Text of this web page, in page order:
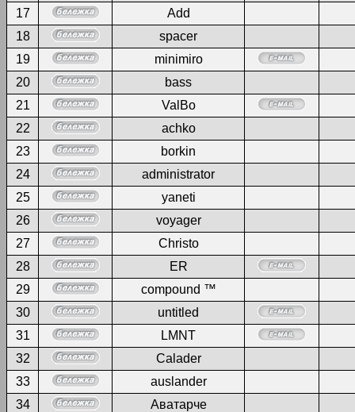
17
Add
18
spacer
19
minimiro
20
bass
21
ValBo
22
achko
23
borkin
24
administrator
25
yaneti
26
voyager
27
Christo
28
ER
29
compound ™
30
untitled
31
LMNT
32
Calader
33
auslander
34
Аватарче